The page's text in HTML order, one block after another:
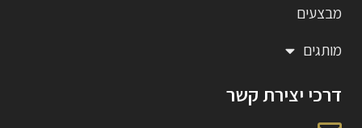
מבצעים
מותגים
דרכי יצירת קשר